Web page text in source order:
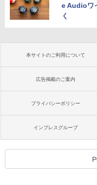
e Audioワ
く
本サイトのご利用について
広告掲載のご案内
プライバシーポリシー
インプレスグループ